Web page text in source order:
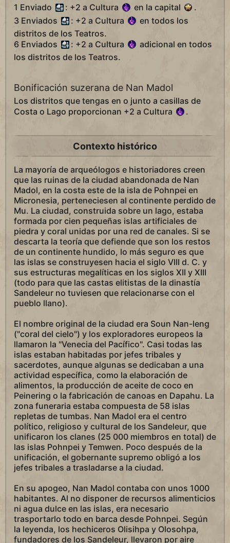
1 Enviado : +2 a Cultura en la capital
.
3 Enviados
: +2 a Cultura
en todos los
distritos de los Teatros.
6 Enviados
: +2 a Cultura
adicional en todos
los distritos de los Teatros.
Bonificación suzerana de Nan Madol
Los distritos que tengas en o junto a casillas de
Costa o Lago proporcionan +2 a Cultura
.
Contexto histórico
La mayoría de arqueólogos e historiadores creen
que las ruinas de la ciudad abandonada de Nan
Madol, en la costa este de la isla de Pohnpei en
Micronesia, perteneciesen al continente perdido de
Mu. La ciudad, construida sobre un lago, estaba
formada por cien pequeñas islas artificiales de
piedra y coral unidas por una red de canales. Si se
descarta la teoría que defiende que son los restos
de un continente hundido, lo más seguro es que
las islas se construyesen hacia el siglo VIII d. C. y
sus estructuras megalíticas en los siglos XII y XIII
(todo para que las castas elitistas de la dinastía
Sandeleur no tuviesen que relacionarse con el
pueblo llano).
El nombre original de la ciudad era Soun Nan-leng
("coral del cielo") y los exploradores europeos la
llamaron la "Venecia del Pacífico". Casi todas las
islas estaban habitadas por jefes tribales y
sacerdotes, aunque algunas se dedicaban a una
actividad específica, como la elaboración de
alimentos, la producción de aceite de coco en
Peinering o la fabricación de canoas en Dapahu. La
zona funeraria estaba compuesta de 58 islas
repletas de tumbas. Nan Madol era el centro
político, religioso y cultural de los Sandeleur, que
unificaron los clanes (25 000 miembros en total) de
las islas Pohnpei y Temwen. Poco después de la
unificación, el gobernante supremo obligó a los
jefes tribales a trasladarse a la ciudad.
En su apogeo, Nan Madol contaba con unos 1000
habitantes. Al no disponer de recursos alimenticios
ni agua dulce en las islas, era necesario
trasportarlo todo en barca desde Pohnpei. Según
la leyenda, los hechiceros Olisihpa y Olosohpa,
fundadores de los Sandeleur, llevaron por aire